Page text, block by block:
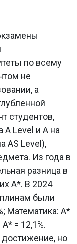
по всему
не
а
студентов,
Level и A на
AS Level),
Из года в
разница в
A*. В 2024
были
Математика: A*
= 12,1%.
но